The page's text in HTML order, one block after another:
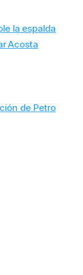
la espalda
Acosta
de Petro